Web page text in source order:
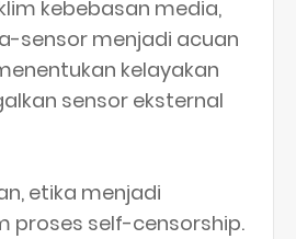
kebebasan media,
sensor menjadi acuan
kelayakan
sensor eksternal
etika menjadi
proses self-censorship.